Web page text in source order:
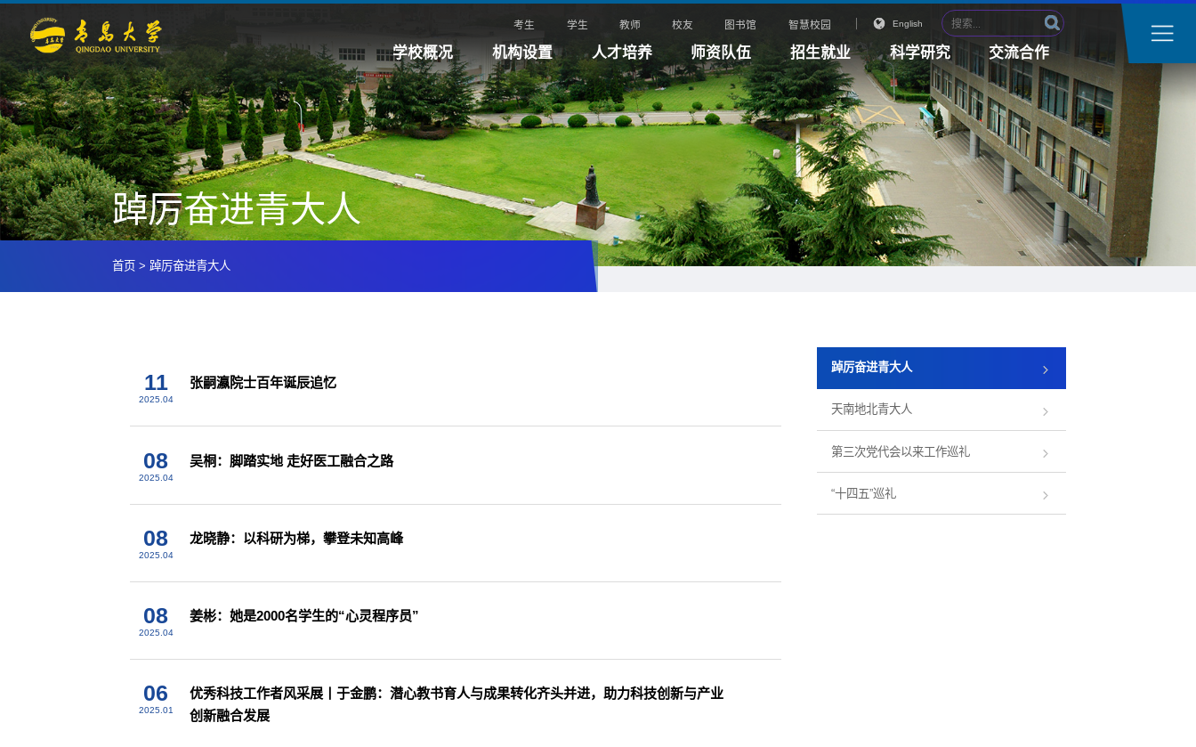
考生 学生 教师 校友 图书馆 智慧校园 English
学校概况 机构设置 人才培养 师资队伍 招生就业 科学研究 交流合作
踔厉奋进青大人
首页 > 踔厉奋进青大人
踔厉奋进青大人
天南地北青大人
第三次党代会以来工作巡礼
“十四五”巡礼
11
2025.04
张嗣瀛院士百年诞辰追忆
08
2025.04
吴桐：脚踏实地 走好医工融合之路
08
2025.04
龙晓静：以科研为梯，攀登未知高峰
08
2025.04
姜彬：她是2000名学生的“心灵程序员”
06
2025.01
优秀科技工作者风采展丨于金鹏：潜心教书育人与成果转化齐头并进，助力科技创新与产业
创新融合发展